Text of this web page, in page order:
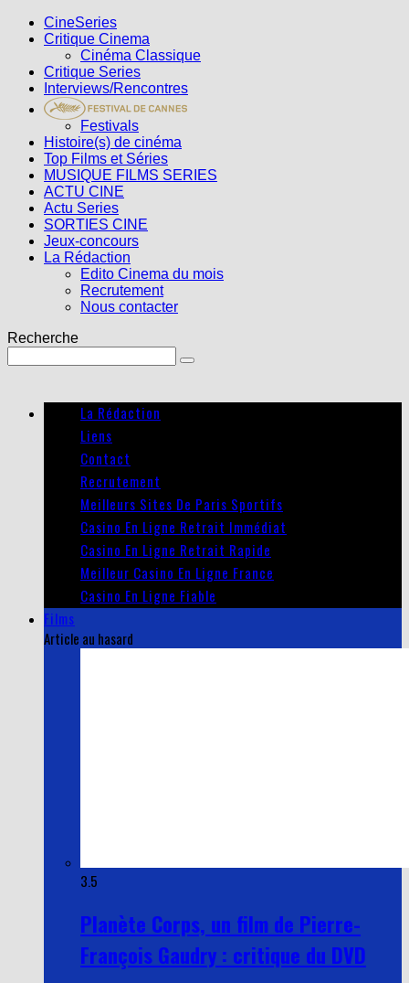
CineSeries
Critique Cinema
Cinéma Classique
Critique Series
Interviews/Rencontres
Festivals
Histoire(s) de cinéma
Top Films et Séries
MUSIQUE FILMS SERIES
ACTU CINE
Actu Series
SORTIES CINE
Jeux-concours
La Rédaction
Edito Cinema du mois
Recrutement
Nous contacter
Recherche
La Rédaction
Liens
Contact
Recrutement
Meilleurs Sites De Paris Sportifs
Casino En Ligne Retrait Immédiat
Casino En Ligne Retrait Rapide
Meilleur Casino En Ligne France
Casino En Ligne Fiable
Films
Article au hasard
3.5
Planète Corps, un film de Pierre-
François Gaudry : critique du DVD